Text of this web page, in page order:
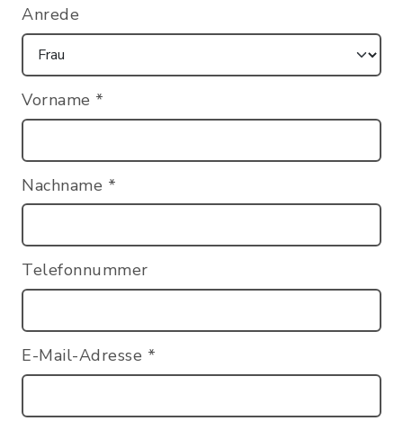
Anrede
Vorname *
Nachname *
Telefonnummer
E-Mail-Adresse *